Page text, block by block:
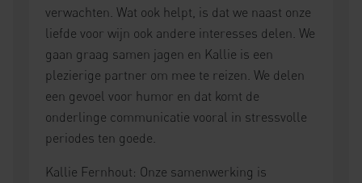
verwachten. Wat ook helpt, is dat we naast onze
liefde voor wijn ook andere interesses delen. We
gaan graag samen jagen en Kallie is een
plezierige partner om mee te reizen. We delen
een gevoel voor humor en dat komt de
onderlinge communicatie vooral in stressvolle
periodes ten goede.
Kallie Fernhout: Onze samenwerking is